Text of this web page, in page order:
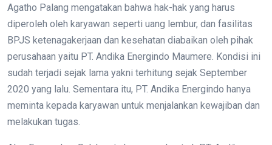
Agatho Palang mengatakan bahwa hak-hak yang harus
diperoleh oleh karyawan seperti uang lembur, dan fasilitas
BPJS ketenagakerjaan dan kesehatan diabaikan oleh pihak
perusahaan yaitu PT. Andika Energindo Maumere. Kondisi ini
sudah terjadi sejak lama yakni terhitung sejak September
2020 yang lalu. Sementara itu, PT. Andika Energindo hanya
meminta kepada karyawan untuk menjalankan kewajiban dan
melakukan tugas.